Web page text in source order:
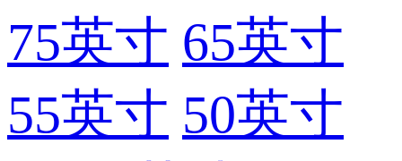
75英寸 65英寸
55英寸 50英寸